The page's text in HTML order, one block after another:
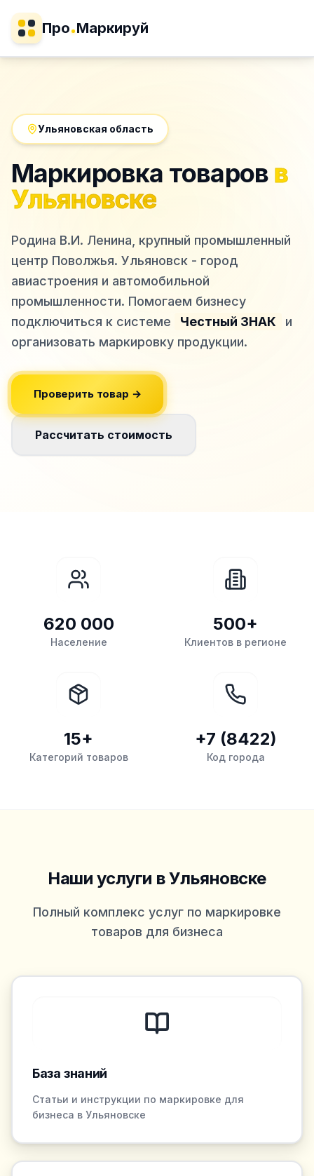
Про Маркируй
Ульяновская область
Маркировка товаровв
Ульяновске
Родина В.И. Ленина, крупный промышленный
центр Поволжья. Ульяновск - город
авиастроения и автомобильной
промышленности. Помогаем бизнесу
подключиться к системе
Честный ЗНАК
и
организовать маркировку продукции.
Проверить товар →
Рассчитать стоимость
620 000
Население
500+
Клиентов в регионе
15+
Категорий товаров
+7 (8422)
Код города
Наши услуги в Ульяновске
Полный комплекс услуг по маркировке
товаров для бизнеса
База знаний
Статьи и инструкции по маркировке для
бизнеса в Ульяновске